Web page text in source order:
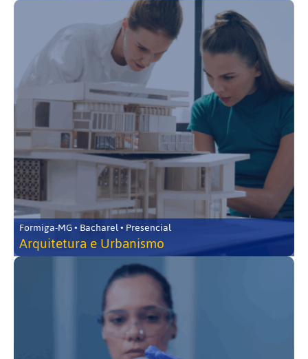
Formiga-MG • Bacharel • Presencial
Arquitetura e Urbanismo